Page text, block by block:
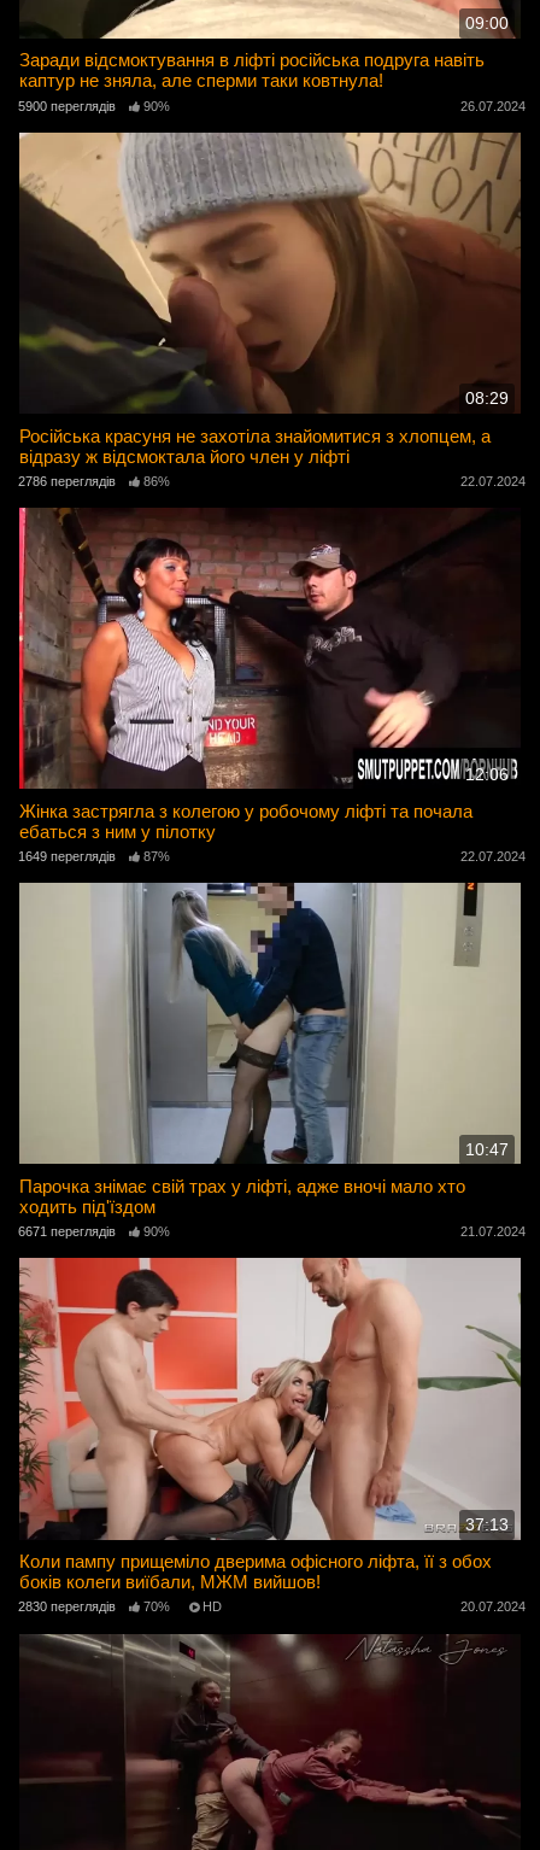
09:00
Заради відсмоктування в ліфті російська подруга навіть
каптур не зняла, але сперми таки ковтнула!
5900 переглядів 90% 26.07.2024
08:29
Російська красуня не захотіла знайомитися з хлопцем, а
відразу ж відсмоктала його член у ліфті
2786 переглядів 86% 22.07.2024
12:06
Жінка застрягла з колегою у робочому ліфті та почала
ебаться з ним у пілотку
1649 переглядів 87% 22.07.2024
10:47
Парочка знімає свій трах у ліфті, адже вночі мало хто
ходить під'їздом
6671 переглядів 90% 21.07.2024
37:13
Коли пампу прищеміло дверима офісного ліфта, її з обох
боків колеги виїбали, МЖМ вийшов!
2830 переглядів 70% HD 20.07.2024